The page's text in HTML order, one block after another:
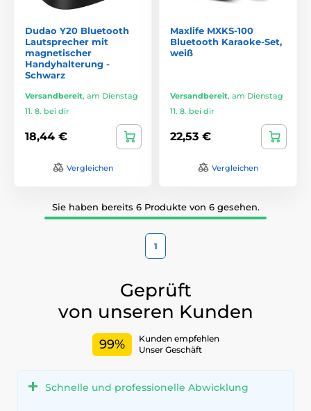
Dudao Y20 Bluetooth
Lautsprecher mit
magnetischer
Handyhalterung -
Schwarz
Versandbereit, am Dienstag
11. 8. bei dir
18,44 €
Vergleichen
Maxlife MXKS-100
Bluetooth Karaoke-Set,
weiß
Versandbereit, am Dienstag
11. 8. bei dir
22,53 €
Vergleichen
Sie haben bereits 6 Produkte von 6 gesehen.
1
Geprüft
von unseren Kunden
99%
Kunden empfehlen
Unser Geschäft
Schnelle und professionelle Abwicklung